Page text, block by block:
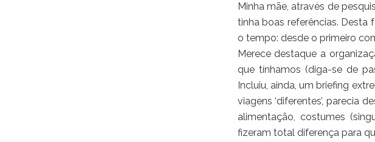
Minha mãe, através de
tinha boas referências.
o tempo: desde o primeiro
Merece destaque a
que tínhamos (diga-se de
Incluiu, ainda, um briefing
viagens ‘diferentes’, parecia
alimentação, costumes
fizeram total diferença para